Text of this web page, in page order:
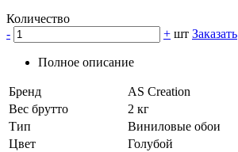
Количество
-
+ шт Заказать
Полное описание
Бренд
AS Creation
Вес брутто
2 кг
Тип
Виниловые обои
Цвет
Голубой